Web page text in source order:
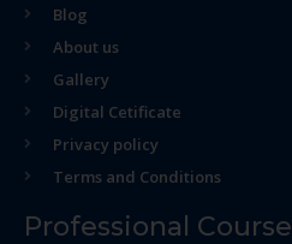
Blog
About us
Gallery
Digital Cetificate
Privacy policy
Terms and Conditions
Professional Course